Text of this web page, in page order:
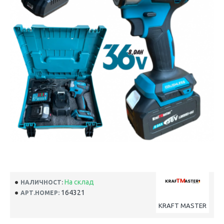
НАЛИЧНОСТ: На склад
АРТ.НОМЕР: 164321
KRAFT MASTER